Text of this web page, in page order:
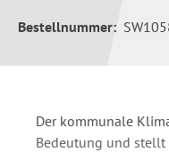
Bestellnummer:
Der kommunale
Bedeutung und stellt